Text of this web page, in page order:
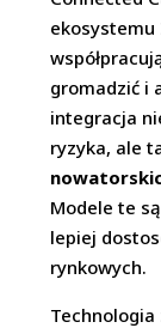
ekosystemu
gromadzić i
integracja
ryzyka, ale
Modele te
lepiej
rynkowych.